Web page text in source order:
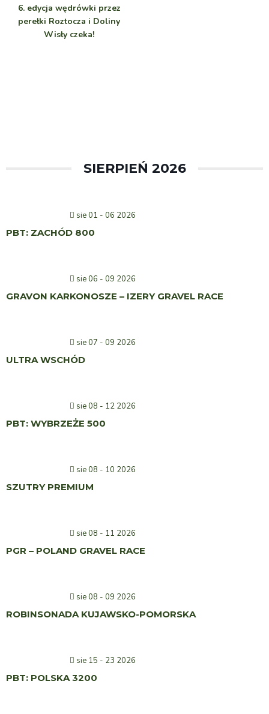
6. edycja wędrówki przez
perełki Roztocza i Doliny
Wisły czeka!
SIERPIEŃ 2026
sie 01 - 06 2026
PBT: ZACHÓD 800
sie 06 - 09 2026
GRAVON KARKONOSZE – IZERY GRAVEL RACE
sie 07 - 09 2026
ULTRA WSCHÓD
sie 08 - 12 2026
PBT: WYBRZEŻE 500
sie 08 - 10 2026
SZUTRY PREMIUM
sie 08 - 11 2026
PGR – POLAND GRAVEL RACE
sie 08 - 09 2026
ROBINSONADA KUJAWSKO-POMORSKA
sie 15 - 23 2026
PBT: POLSKA 3200